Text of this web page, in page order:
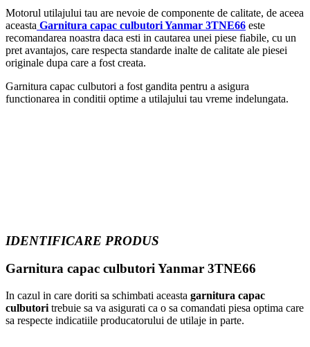
Motorul utilajului tau are nevoie de componente de calitate, de aceea
aceasta Garnitura capac culbutori Yanmar 3TNE66 este
recomandarea noastra daca esti in cautarea unei piese fiabile, cu un
pret avantajos, care respecta standarde inalte de calitate ale piesei
originale dupa care a fost creata.
Garnitura capac culbutori a fost gandita pentru a asigura
functionarea in conditii optime a utilajului tau vreme indelungata.
IDENTIFICARE PRODUS
Garnitura capac culbutori Yanmar 3TNE66
In cazul in care doriti sa schimbati aceasta garnitura capac
culbutori trebuie sa va asigurati ca o sa comandati piesa optima care
sa respecte indicatiile producatorului de utilaje in parte.